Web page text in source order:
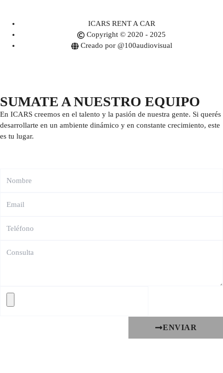
ICARS RENT A CAR
Copyright © 2020 - 2025
Creado por @100audiovisual
SUMATE A NUESTRO EQUIPO
En ICARS creemos en el talento y la pasión de nuestra gente. Si querés
desarrollarte en un ambiente dinámico y en constante crecimiento, este
es tu lugar.
ENVIAR